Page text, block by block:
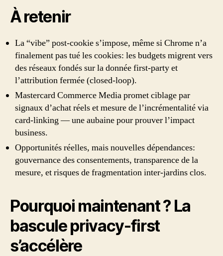
À retenir
La “vibe” post-cookie s’impose, même si Chrome n’a
finalement pas tué les cookies: les budgets migrent vers
des réseaux fondés sur la donnée first-party et
l’attribution fermée (closed-loop).
Mastercard Commerce Media promet ciblage par
signaux d’achat réels et mesure de l’incrémentalité via
card-linking — une aubaine pour prouver l’impact
business.
Opportunités réelles, mais nouvelles dépendances:
gouvernance des consentements, transparence de la
mesure, et risques de fragmentation inter-jardins clos.
Pourquoi maintenant ? La
bascule privacy-first
s’accélère